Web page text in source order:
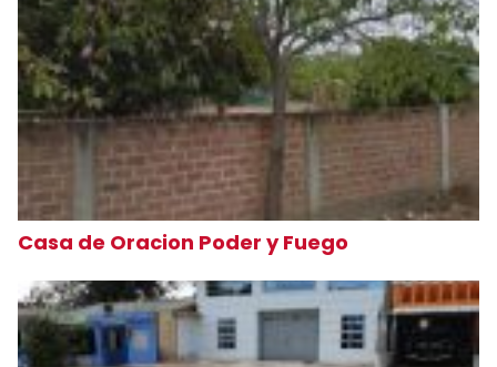
Casa de Oracion Poder y Fuego